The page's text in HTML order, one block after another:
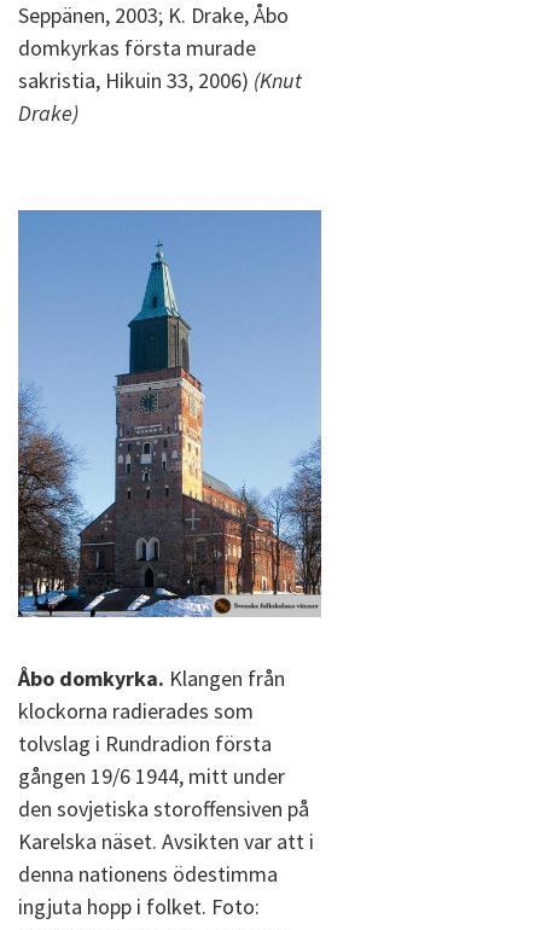
Seppänen, 2003; K. Drake, Åbo
domkyrkas första murade
sakristia, Hikuin 33, 2006) (Knut
Drake)
Åbo domkyrka. Klangen från
klockorna radierades som
tolvslag i Rundradion första
gången 19/6 1944, mitt under
den sovjetiska storoffensiven på
Karelska näset. Avsikten var att i
denna nationens ödestimma
ingjuta hopp i folket. Foto: